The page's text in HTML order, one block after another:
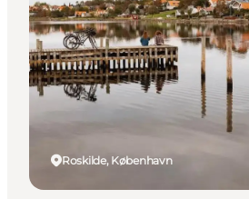
Destinationer
Oplevelser
Overnatning
Planlæg ferien
Roskilde, København